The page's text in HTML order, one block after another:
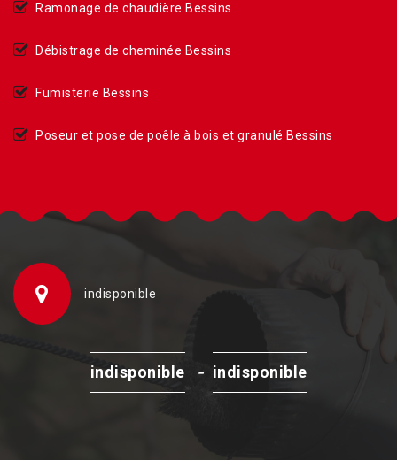
Ramonage de chaudière Bessins
Débistrage de cheminée Bessins
Fumisterie Bessins
Poseur et pose de poêle à bois et granulé Bessins
indisponible
indisponible - indisponible